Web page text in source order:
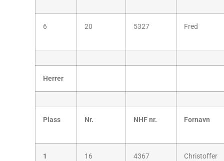
6 20 5327 Fred
Herrer
Plass Nr. NHF nr. Fornavn
1 16 4367 Christoffer